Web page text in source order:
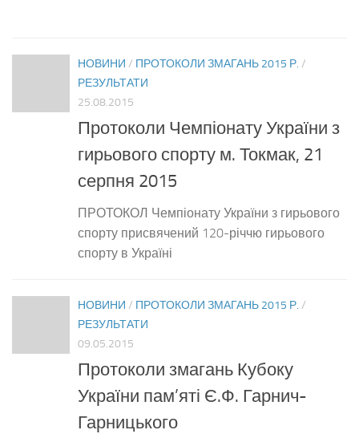
НОВИНИ / ПРОТОКОЛИ ЗМАГАНЬ 2015 Р. /
РЕЗУЛЬТАТИ
25.08.2015
Протоколи Чемпіонату України з
гирьового спорту м. Токмак, 21
серпня 2015
ПРОТОКОЛ Чемпіонату України з гирьового
спорту присвячений 120-річчю гирьового
спорту в Україні
НОВИНИ / ПРОТОКОЛИ ЗМАГАНЬ 2015 Р. /
РЕЗУЛЬТАТИ
09.05.2015
Протоколи змагань Кубоку
України пам’яті Є.Ф. Гарнич-
Гарницького